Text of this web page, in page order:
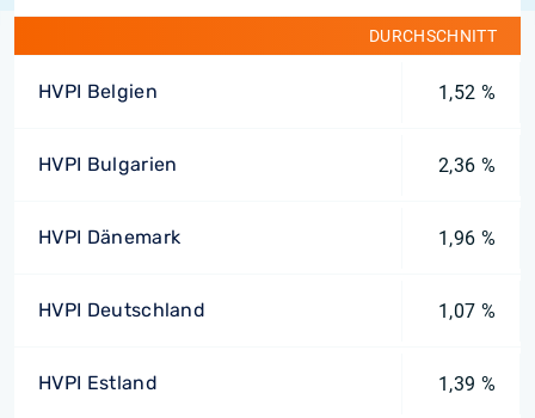
DURCHSCHNITT
HVPI Belgien 1,52 %
HVPI Bulgarien 2,36 %
HVPI Dänemark 1,96 %
HVPI Deutschland 1,07 %
HVPI Estland 1,39 %